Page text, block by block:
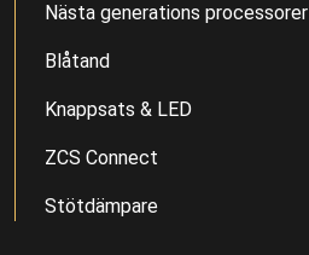
Nästa generations processorer
Blåtand
Knappsats & LED
ZCS Connect
Stötdämpare